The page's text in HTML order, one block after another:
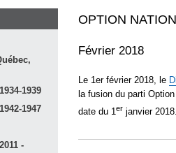
1934-1939
1942-1947
-
OPTION
Février 2018
Le 1er février 2018, le
la fusion du parti
date du 1er janvier